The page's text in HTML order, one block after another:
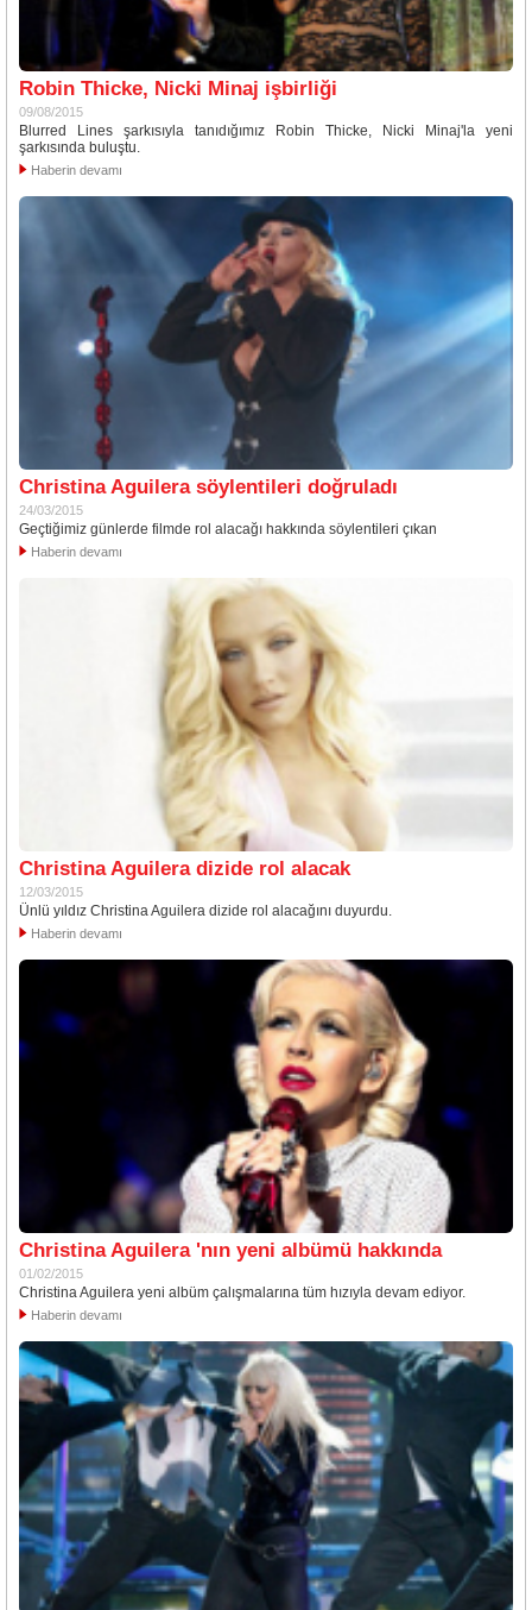
Robin Thicke, Nicki Minaj işbirliği
09/08/2015
Blurred Lines şarkısıyla tanıdığımız Robin Thicke, Nicki Minaj'la yeni
şarkısında buluştu.
Haberin devamı
Christina Aguilera söylentileri doğruladı
24/03/2015
Geçtiğimiz günlerde filmde rol alacağı hakkında söylentileri çıkan
Haberin devamı
Christina Aguilera dizide rol alacak
12/03/2015
Ünlü yıldız Christina Aguilera dizide rol alacağını duyurdu.
Haberin devamı
Christina Aguilera 'nın yeni albümü hakkında
01/02/2015
Christina Aguilera yeni albüm çalışmalarına tüm hızıyla devam ediyor.
Haberin devamı